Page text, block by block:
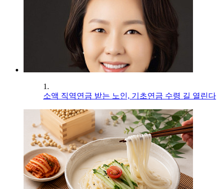
1.
소액 직역연금 받는 노인, 기초연금 수령 길 열린다